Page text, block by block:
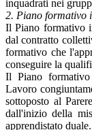
inquadrati nei
2. Piano formativo
Il Piano formativo
dal contratto
formativo che
conseguire la
Il Piano
Lavoro
sottoposto al
dall'inizio della
apprendistato duale.